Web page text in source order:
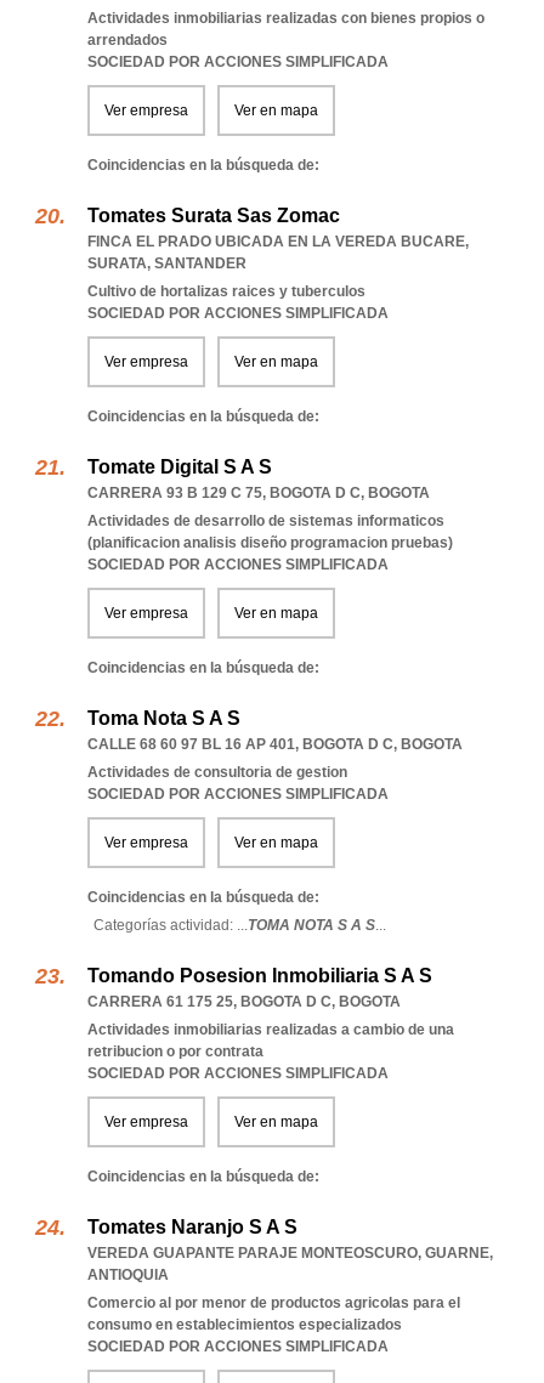
Actividades inmobiliarias realizadas con bienes propios o
arrendados
SOCIEDAD POR ACCIONES SIMPLIFICADA
Ver empresa Ver en mapa
Coincidencias en la búsqueda de:
Tomates Surata Sas Zomac
FINCA EL PRADO UBICADA EN LA VEREDA BUCARE,
SURATA, SANTANDER
Cultivo de hortalizas raices y tuberculos
SOCIEDAD POR ACCIONES SIMPLIFICADA
Ver empresa Ver en mapa
Coincidencias en la búsqueda de:
Tomate Digital S A S
CARRERA 93 B 129 C 75, BOGOTA D C, BOGOTA
Actividades de desarrollo de sistemas informaticos
(planificacion analisis diseño programacion pruebas)
SOCIEDAD POR ACCIONES SIMPLIFICADA
Ver empresa Ver en mapa
Coincidencias en la búsqueda de:
Toma Nota S A S
CALLE 68 60 97 BL 16 AP 401, BOGOTA D C, BOGOTA
Actividades de consultoria de gestion
SOCIEDAD POR ACCIONES SIMPLIFICADA
Ver empresa Ver en mapa
Coincidencias en la búsqueda de:
Categorías actividad: ...TOMA NOTA S A S...
Tomando Posesion Inmobiliaria S A S
CARRERA 61 175 25, BOGOTA D C, BOGOTA
Actividades inmobiliarias realizadas a cambio de una
retribucion o por contrata
SOCIEDAD POR ACCIONES SIMPLIFICADA
Ver empresa Ver en mapa
Coincidencias en la búsqueda de:
Tomates Naranjo S A S
VEREDA GUAPANTE PARAJE MONTEOSCURO, GUARNE,
ANTIOQUIA
Comercio al por menor de productos agricolas para el
consumo en establecimientos especializados
SOCIEDAD POR ACCIONES SIMPLIFICADA